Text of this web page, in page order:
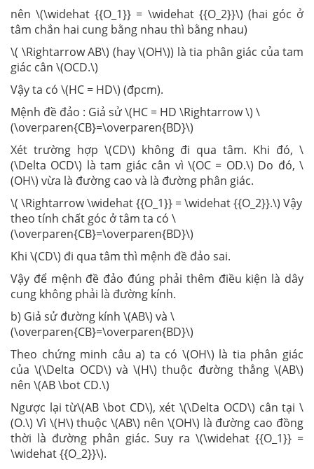
nên \(\widehat {{O_1}} = \widehat {{O_2}}\) (hai góc ở
tâm chắn hai cung bằng nhau thì bằng nhau)
\( \Rightarrow AB\) (hay \(OH\)) là tia phân giác của tam
giác cân \(OCD.\)
Vậy ta có \(HC = HD\) (đpcm).
Mệnh đề đảo : Giả sử \(HC = HD \Rightarrow \) \
(\overparen{CB}=\overparen{BD}\)
Xét trường hợp \(CD\) không đi qua tâm. Khi đó, \
(\Delta OCD\) là tam giác cân vì \(OC = OD.\) Do đó, \
(OH\) vừa là đường cao và là đường phân giác.
\( \Rightarrow \widehat {{O_1}} = \widehat {{O_2}}.\) Vậy
theo tính chất góc ở tâm ta có \
(\overparen{CB}=\overparen{BD}\)
Khi \(CD\) đi qua tâm thì mệnh đề đảo sai.
Vậy để mệnh đề đảo đúng phải thêm điều kiện là dây
cung không phải là đường kính.
b) Giả sử đường kính \(AB\) và \
(\overparen{CB}=\overparen{BD}\)
Theo chứng minh câu a) ta có \(OH\) là tia phân giác
của \(\Delta OCD\) và \(H\) thuộc đường thẳng \(AB\)
nên \(AB \bot CD.\)
Ngược lại từ\(AB \bot CD\), xét \(\Delta OCD\) cân tại \
(O.\) Vì \(H\) thuộc \(AB\) nên \(OH\) là đường cao đồng
thời là đường phân giác. Suy ra \(\widehat {{O_1}} =
\widehat {{O_2}}\).